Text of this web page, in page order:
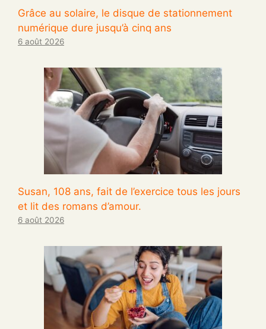
Grâce au solaire, le disque de stationnement
numérique dure jusqu’à cinq ans
6 août 2026
Susan, 108 ans, fait de l’exercice tous les jours
et lit des romans d’amour.
6 août 2026